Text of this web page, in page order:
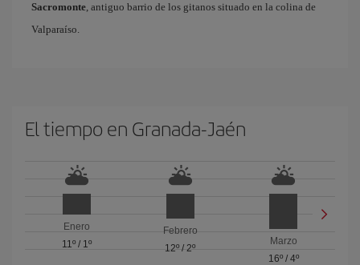
Sacromonte, antiguo barrio de los gitanos situado en la colina de
Valparaíso.
El tiempo en Granada-Jaén
Enero
11º/ 1º
Febrero
12º / 2º
Marzo
16º/ 4º